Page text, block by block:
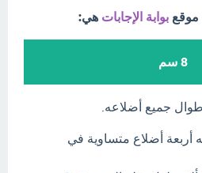
موقع بوابة الإجابات هي:
8 سم
جميع أضلاعه.
أضلاع متساوية في